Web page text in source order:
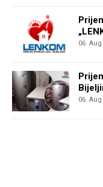
06. Aug
06. Aug